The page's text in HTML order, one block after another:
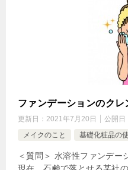
ファンデーションのクレ
更新日： 2021年7月20日 公開日
メイクのこと
基礎化粧品の
＜質問＞ 水溶性ファンデー